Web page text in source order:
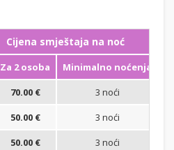
Cijena smještaja na noć
Za 2 osoba
Minimalno noćenja
70.00 € 3 noći
50.00 € 3 noći
50.00 € 3 noći